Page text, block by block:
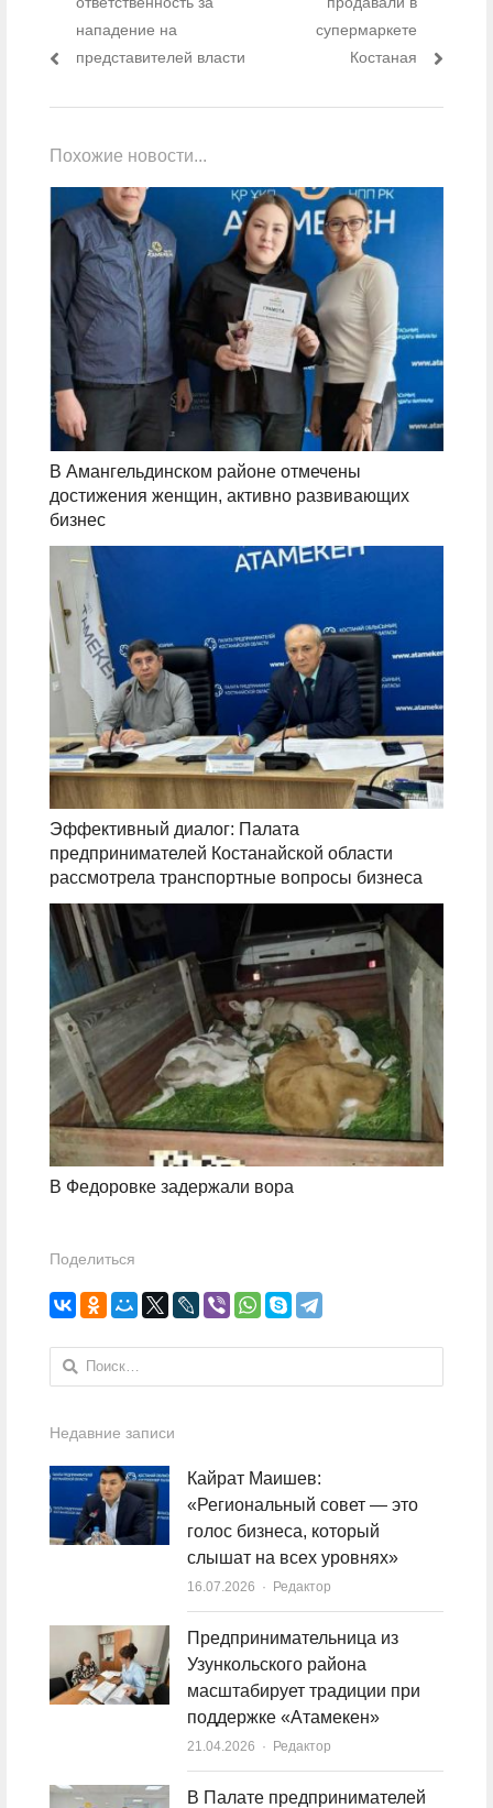
нападение на
представителей власти
супермаркете
Костаная
Похожие новости...
В Амангельдинском районе отмечены
достижения женщин, активно развивающих
бизнес
Эффективный диалог: Палата
предпринимателей Костанайской области
рассмотрела транспортные вопросы бизнеса
В Федоровке задержали вора
Поделиться
Найти:
Недавние записи
Кайрат Маишев:
«Региональный совет — это
голос бизнеса, который
слышат на всех уровнях»
16.07.2026 Author
Редактор
Предпринимательница из
Узункольского района
масштабирует традиции при
поддержке «Атамекен»
21.04.2026 Author
Редактор
В Палате предпринимателей